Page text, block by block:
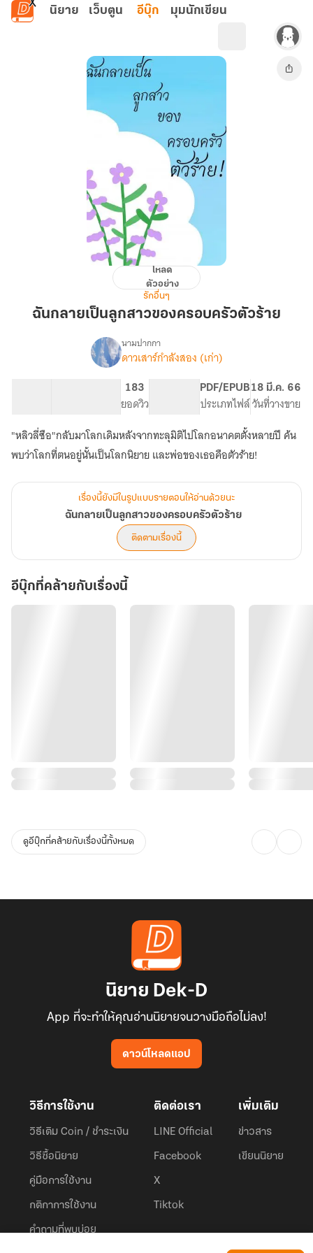
ข้ามไปยังเนื้อหาหลัก
นิยาย เว็บตูน อีบุ๊ก มุมนักเขียน
เป็น
ลูกสาว
ของ
ครอบครัว
โหลด
ตัวอย่าง
รักอื่นๆ
ฉันกลายเป็นลูกสาวของครอบครัวตัวร้าย
เรื่อง
ของ
ครอบครัว
ตัว
นามปากกา
ดาวเสาร์กำลังสอง (เก่า)
183
ยอดวิว
PDF/EPUB
ประเภทไฟล์
18 มี.ค. 66
วันที่วางขาย
"หลิวลี่ซือ"กลับมาโลกเดิมหลังจากทะลุมิติไปโลกอนาคตตั้งหลายปี ค้น
พบว่าโลกที่ตนอยู่นั้นเป็นโลกนิยาย และพ่อของเธอคือตัวร้าย!
เรื่องนี้ยังมีในรูปแบบรายตอนให้อ่านด้วยนะ
ฉันกลายเป็นลูกสาวของครอบครัวตัวร้าย
ติดตามเรื่องนี้
อีบุ๊กที่คล้ายกับเรื่องนี้
ดูอีบุ๊กที่คล้ายกับเรื่องนี้ทั้งหมด
นิยาย Dek-D
App ที่จะทำให้คุณอ่านนิยายจนวางมือถือไม่ลง!
ดาวน์โหลดแอป
วิธีการใช้งาน
วิธีเติม Coin / ชำระเงิน
วิธีซื้อนิยาย
คู่มือการใช้งาน
กติกาการใช้งาน
คำถามที่พบบ่อย
ติดต่อเรา
LINE Official
Facebook
X
Tiktok
เพิ่มเติม
ข่าวสาร
เขียนนิยาย